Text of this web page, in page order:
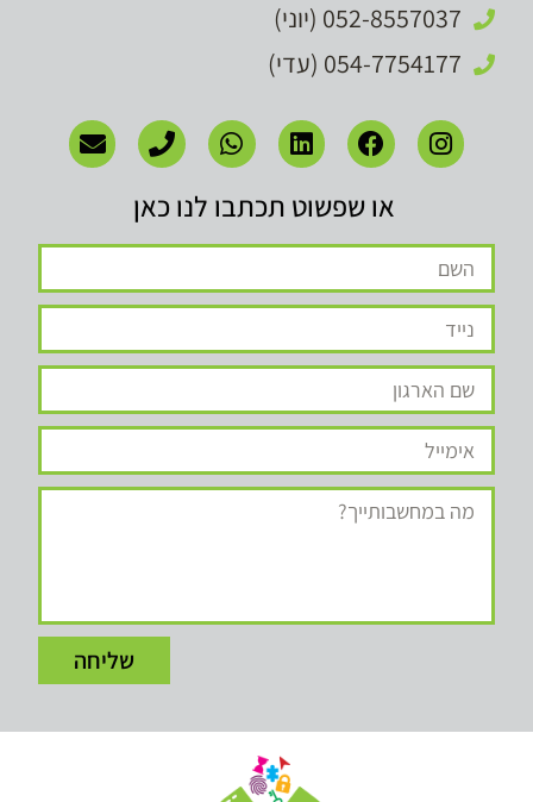
052-8557037 (יוני)
054-7754177 (עדי)
או שפשוט תכתבו לנו כאן
שליחה